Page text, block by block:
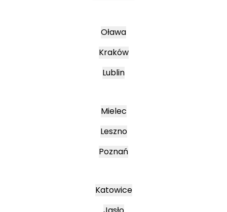
Oława
Kraków
Lublin
Mielec
Leszno
Poznań
Katowice